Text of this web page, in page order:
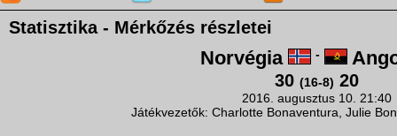
Statisztika - Mérkőzés részletei
Norvégia -
30 (16-8) 20
2016. augusztus 10. 21:40
Játékvezetők: Charlotte Bonaventura, Julie